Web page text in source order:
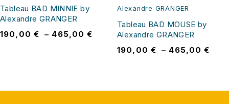
Tableau BAD MINNIE by
Alexandre GRANGER
190,00 € – 465,00€
Alexandre GRANGER
Tableau BAD MOUSE by
Alexandre GRANGER
190,00 € – 465,00€